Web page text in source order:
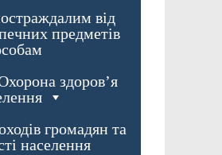
від
предметів
здоров’я
громадян та
населення